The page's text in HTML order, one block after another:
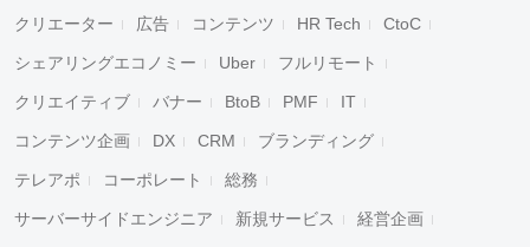
クリエーター 広告 コンテンツ HR Tech CtoC
シェアリングエコノミー Uber フルリモート
クリエイティブ バナー BtoB PMF IT
コンテンツ企画 DX CRM ブランディング
テレアポ コーポレート 総務
サーバーサイドエンジニア 新規サービス 経営企画